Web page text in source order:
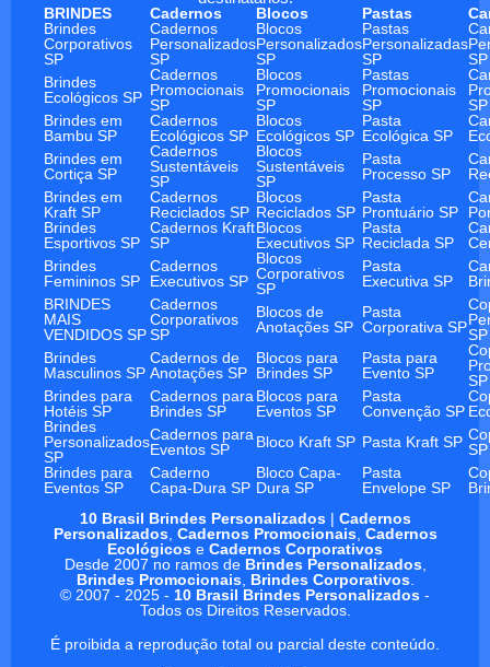
BRINDES
Cadernos Blocos Pastas
Brindes
Corporativos
SP
Cadernos
Personalizados
SP
Blocos
Personalizados
SP
Pastas
Personalizadas
SP
SP
Brindes
Ecológicos SP
Cadernos
Promocionais
SP
Blocos
Promocionais
SP
Pastas
Promocionais
SP
SP
Brindes em
Bambu SP
Cadernos
Ecológicos SP
Blocos
Ecológicos SP
Pasta
Ecológica SP
Brindes em
Cortiça SP
Cadernos
Sustentáveis
SP
Blocos
Sustentáveis
SP
Pasta
Processo SP
Brindes em
Kraft SP
Cadernos
Reciclados SP
Blocos
Reciclados SP
Pasta
Prontuário SP
Brindes
Esportivos SP
Cadernos Kraft
SP
Blocos
Executivos SP
Pasta
Reciclada SP
Brindes
Femininos SP
Cadernos
Executivos SP
Blocos
Corporativos
SP
Pasta
Executiva SP
BRINDES
MAIS
VENDIDOS SP
Cadernos
Corporativos
SP
Blocos de
Anotações SP
Pasta
Corporativa SPSP
Brindes
Masculinos SP
Cadernos de
Anotações SP
Blocos para
Brindes SP
Pasta para
Evento SP
SP
Brindes para
Hotéis SP
Cadernos para
Brindes SP
Blocos para
Eventos SP
Pasta
Convenção SP
Brindes
Personalizados
SP
Cadernos para
Eventos SP
Bloco Kraft SP Pasta Kraft SP SP
Brindes para
Eventos SP
Caderno
Capa-Dura SP
Bloco Capa-
Dura SP
Pasta
Envelope SP
10 Brasil Brindes Personalizados| Cadernos
Personalizados, Cadernos Promocionais, Cadernos
Ecológicos e Cadernos Corporativos
Desde 2007 no ramos de Brindes Personalizados,
Brindes Promocionais, Brindes Corporativos.
© 2007 - 2025 - 10 Brasil Brindes Personalizados -
Todos os Direitos Reservados.
É proibida a reprodução total ou parcial deste conteúdo.